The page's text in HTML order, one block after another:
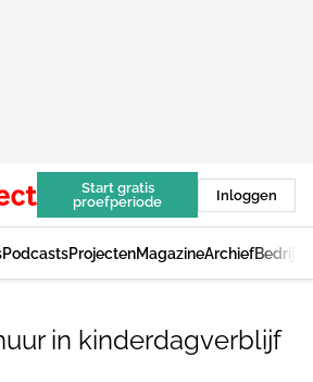
Start gratis
proefperiode
Inloggen
PodcastsProjectenMagazineArchief
in kinderdagverblijf